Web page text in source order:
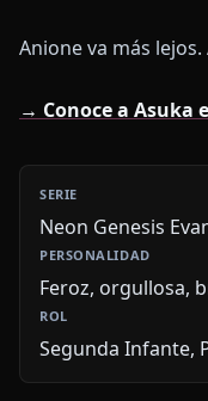
Anione va más
→ Conoce a Asuka
Neon Genesis
Feroz, orgullosa,
Segunda Infante,